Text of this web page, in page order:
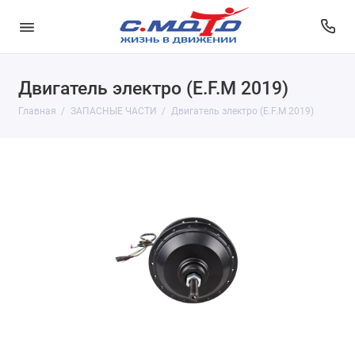
Двигатель электро (E.F.M 2019)
Главная ЗАПАСНЫЕ ЧАСТИ Двигатель электро (E.F.M 2019)